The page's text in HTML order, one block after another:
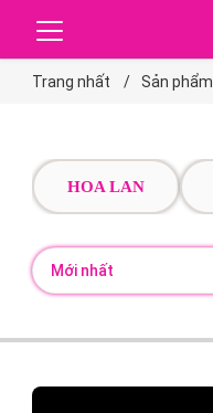
Trang nhất Sản phẩm
HOA LAN